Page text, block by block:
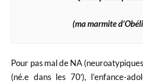
(ma marmite
Pour pas mal de NA
(né.e dans les 70′), l’enfance-